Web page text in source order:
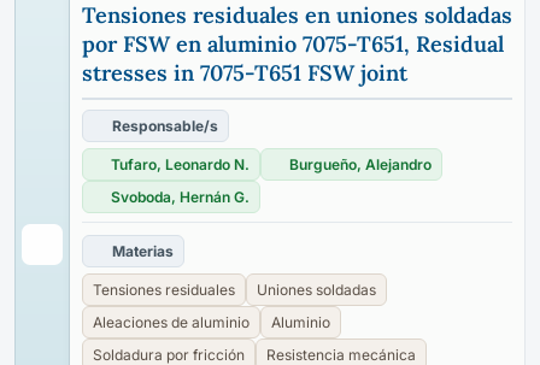
Tensiones residuales en uniones soldadas
por FSW en aluminio 7075-T651, Residual
stresses in 7075-T651 FSW joint
Responsable/s
Tufaro, Leonardo N.
Burgueño, Alejandro
Svoboda, Hernán G.
Materias
Tensiones residuales
Uniones soldadas
Aleaciones de aluminio
Aluminio
Soldadura por fricción
Resistencia mecánica